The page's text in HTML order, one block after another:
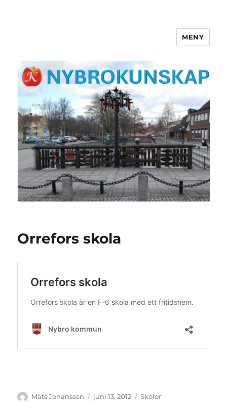
MENY
Orrefors skola
Författare
Mats Johansson
Publicerat
juni 13, 2012 Kategorier
Skolor